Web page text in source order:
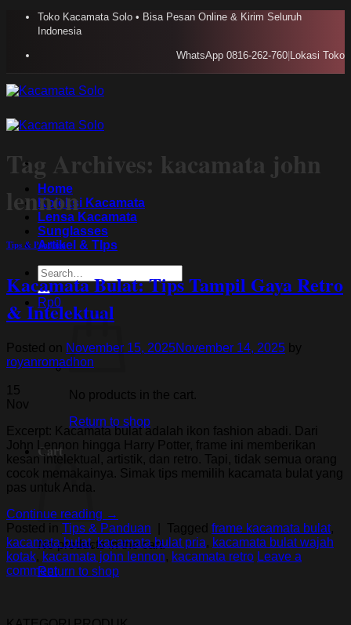
Skip
Toko Kacamata Solo • Bisa Pesan Online & Kirim Seluruh
Indonesia
WhatsApp 0816-262-760 Lokasi Toko
Home
Koleksi Kacamata
Lensa Kacamata
Sunglasses
Artikel & TIps
Search
for:
Rp0
No products in the cart.
Return to shop
Cart
No products in the cart.
Return to shop
Tag Archives: kacamata john
lennon
Tips & Panduan
Kacamata Bulat: Tips Tampil Gaya Retro
& Intelektual
Posted on November 15, 2025November 14, 2025 by
royanromadhon
15
Nov
Excerpt: Kacamata bulat adalah ikon fashion abadi. Dari
John Lennon hingga Harry Potter, frame ini memberikan
kesan intelektual, artistik, dan retro. Tapi, tidak semua orang
cocok memakainya. Simak tips memilih kacamata bulat yang
pas untuk Anda.
Continue reading →
Posted in Tips & Panduan Tagged frame kacamata bulat,
kacamata bulat,kacamata bulat pria, kacamata bulat wajah
kotak, kacamata john lennon, kacamata retro Leave a
comment